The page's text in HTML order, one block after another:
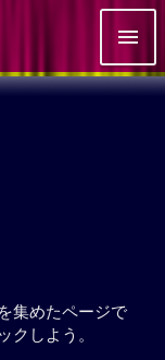
集めたページで
クしよう。